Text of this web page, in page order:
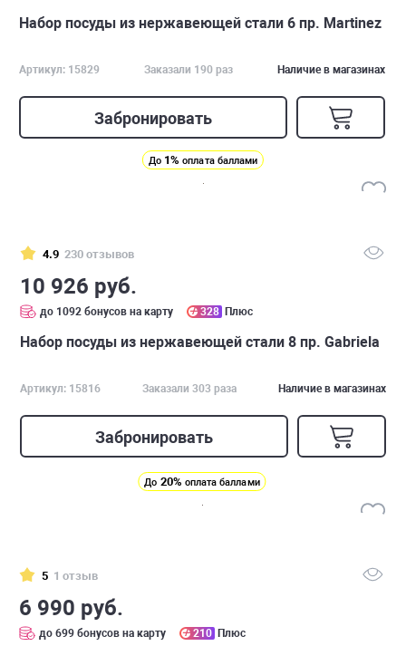
Набор посуды из нержавеющей стали 6 пр. Martinez
Артикул: 15829 Заказали 190 раз Наличие в магазинах
Забронировать
До 1% оплата баллами
4.9 230 отзывов
10 926 руб.
до 1092 бонусов на карту 328 Плюс
Набор посуды из нержавеющей стали 8 пр. Gabriela
Артикул: 15816 Заказали 303 раза Наличие в магазинах
Забронировать
До 20% оплата баллами
5 1 отзыв
6 990 руб.
до 699 бонусов на карту 210 Плюс